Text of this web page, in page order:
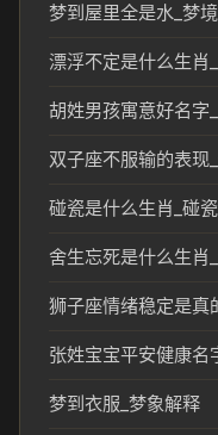
梦到屋里全是水_梦
胡姓男孩寓意好名字
双子座不服输的表现
碰瓷是什么生肖_碰
狮子座情绪稳定是真
张姓宝宝平安健康名
梦到衣服_梦象解释